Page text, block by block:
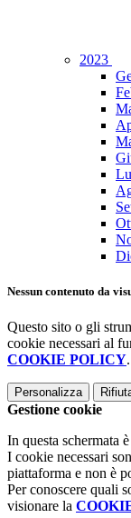
2023
Nessun contenuto da
Questo sito o gli
cookie necessari al
COOKIE POLICY.
Personalizza
Gestione cookie
In questa schermata
I cookie necessari
piattaforma e non è
Per conoscere quali
visionare la